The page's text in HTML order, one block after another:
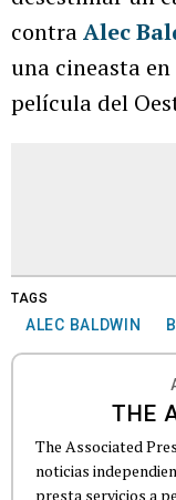
contraAlec
una cineasta
película del
TAGS
ALEC BALDWIN
THE
The Associated
noticias
presta servicios a